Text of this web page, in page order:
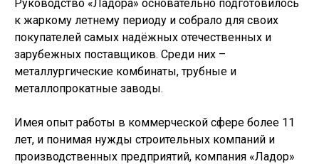
Руководство «Ладора» основательно подготовилось
к жаркому летнему периоду и собрало для своих
покупателей самых надёжных отечественных и
зарубежных поставщиков. Среди них –
металлургические комбинаты, трубные и
металлопрокатные заводы.
Имея опыт работы в коммерческой сфере более 11
лет, и понимая нужды строительных компаний и
производственных предприятий, компания «Ладор»